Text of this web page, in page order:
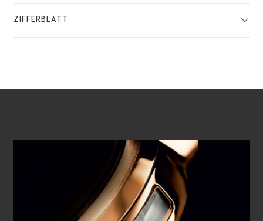
ZIFFERBLATT